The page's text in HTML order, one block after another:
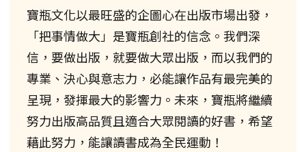
寶瓶文化以最旺盛的企圖心在出版市場出發，
「把事情做大」是寶瓶創社的信念。我們深
信，要做出版，就要做大眾出版，而以我們的
專業、決心與意志力，必能讓作品有最完美的
呈現，發揮最大的影響力。未來，寶瓶將繼續
努力出版高品質且適合大眾閱讀的好書，希望
藉此努力，能讓讀書成為全民運動！